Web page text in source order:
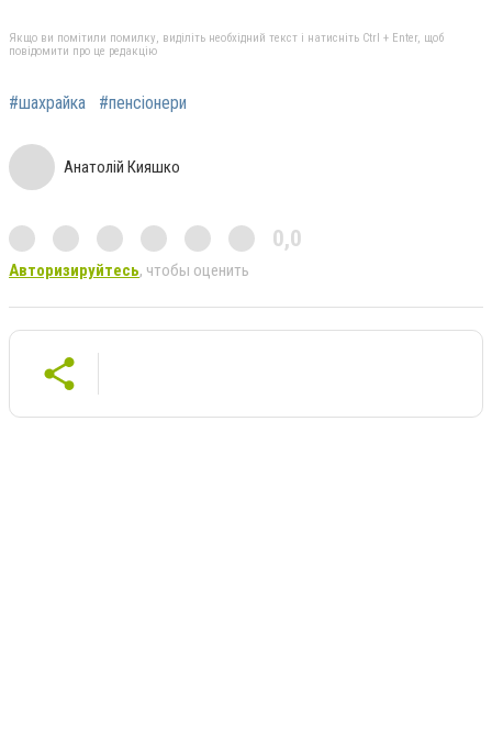
Якщо ви помітили помилку, виділіть необхідний текст і натисніть Ctrl + Enter, щоб
повідомити про це редакцію
#шахрайка #пенсіонери
Анатолій Кияшко
0,0
Авторизируйтесь, чтобы оценить